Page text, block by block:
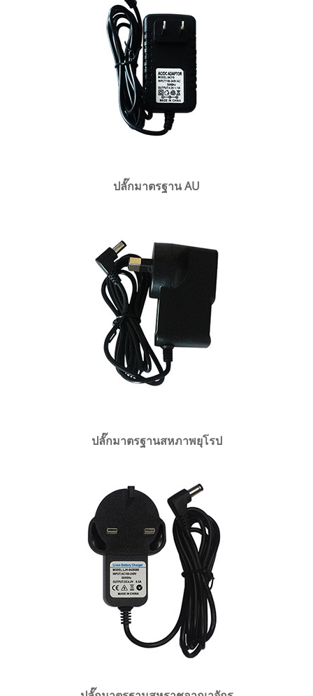
ปลั๊กมาตรฐาน AU
ปลั๊กมาตรฐานสหภาพยุโรป